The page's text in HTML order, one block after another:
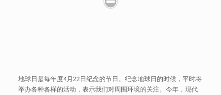
地球日是每年度4月22日纪念的节日。纪念地球日的时候，平时将
举办各种各样的活动，表示我们对周围环境的关注。今年，现代